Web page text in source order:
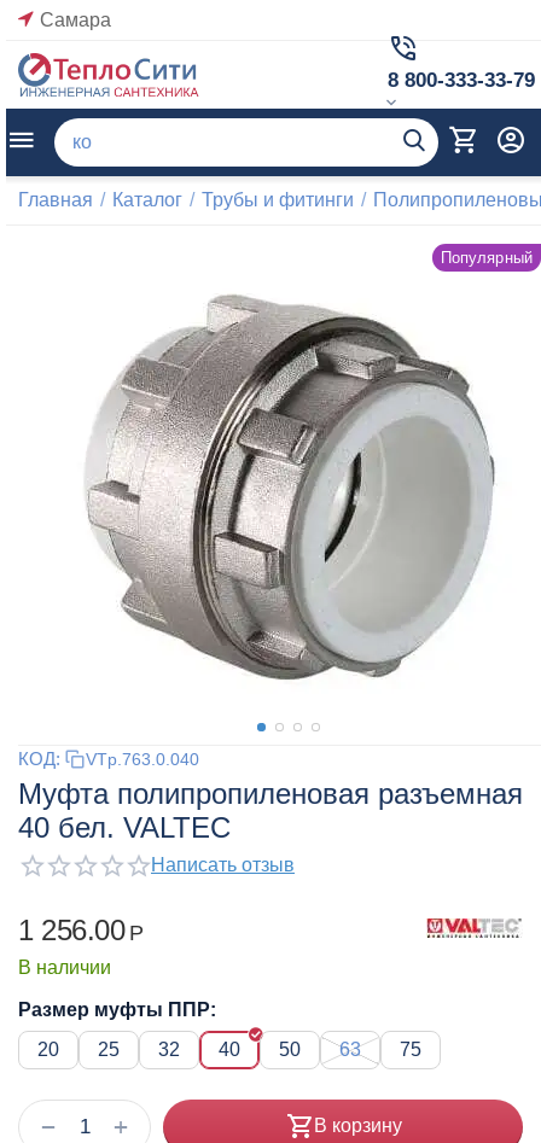
Самара
8 800-333-33-79
Главная / Каталог / Трубы и фитинги /
Популярный
КОД: VTp.763.0.040
Муфта полипропиленовая разъемная
40 бел. VALTEC
Написать отзыв
1 256.00 Р
В наличии
Размер муфты ППР:
20
25 32 40 50 63 75
+
− В корзину